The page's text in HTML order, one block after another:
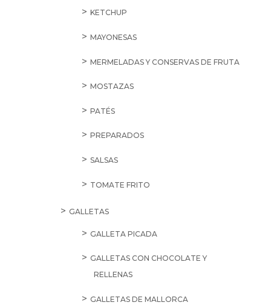
KETCHUP
MAYONESAS
MERMELADAS Y CONSERVAS DE FRUTA
MOSTAZAS
PATÉS
PREPARADOS
SALSAS
TOMATE FRITO
GALLETAS
GALLETA PICADA
GALLETAS CON CHOCOLATE Y
RELLENAS
GALLETAS DE MALLORCA